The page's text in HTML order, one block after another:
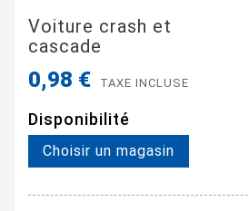
Voiture crash et
cascade
0,98 € TAXE INCLUSE
Disponibilité
Choisir un magasin